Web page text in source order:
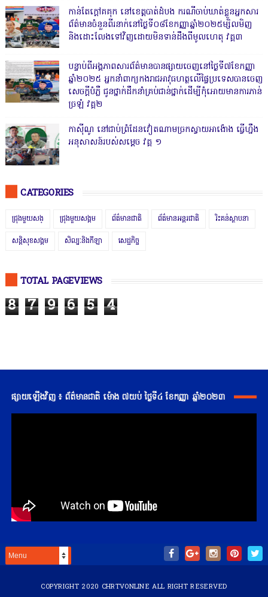
កាន់តែក្តៅគគុក នៅខេត្តបាត់ដំបង ករណីចាប់ឃាត់ខ្លួនអ្នកសារ
ព័ត៌មានចំនួនពីរនាក់នៅថ្ងៃទី០៨ខែកញ្ញាឆ្នាំ២០២៥ម្សិលមិញ
និងដោះលែងទៅវិញដោយមិនទាន់ដឹងពីមូលហេតុ វគ្គ៣
បន្ទាប់ពីអង្គភាពសារព័ត៌មានបានផ្សាយចេញនៅថ្ងៃទី៧ខែកញ្ញា
ឆ្នាំ២០២៥ អ្នកនាំពាក្យកងរាជអាវុធហត្ថលើផ្ទៃប្រទេសបានចេញ
សេចក្តីបំភ្លឺ ជូនថ្នាក់ដឹកនាំគ្រប់ជាន់ថ្នាក់ដើម្បីកុំអោយមានការភាន់
ច្រឡំ វគ្គ២
កាសុីណូ នៅជាប់ព្រំដែនវៀតណាមច្រកស្វាយអាង៉ោង ធ្វើហ្នឹង
អនុសាសន៍របស់សម្ដេច វគ្គ ១
CATEGORIES
ជ្រុងមួយសង្ ជ្រុងមួយសង្គម ព័ត៌មានជាតិ ព័ត៌មានអន្តរជាតិ រិះគន់ស្ថាបនា
សន្តិសុខសង្គម សិល្បៈនិងកីឡា សេដ្ឋកិច្ច
TOTAL PAGEVIEWS
8 7 9 6 5 4
ផ្សាយឡើងវិញ ៖ ព័ត៌មានជាតិ ម៉ោង ៧យប់ ថ្ងៃទី៤ ខែកញ្ញា ឆ្នាំ២០២៣
COPYRIGHT 2020 CHRTVONLINE ALL RIGHT RESERVED